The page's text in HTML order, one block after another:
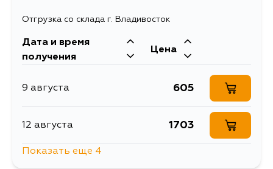
Отгрузка со склада г. Владивосток
Дата и время
получения
Цена
9 августа 605
12 августа 1703
Показать еще 4